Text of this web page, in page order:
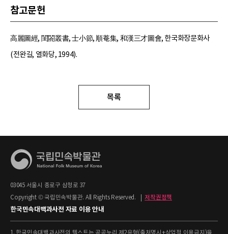
참고문헌
高麗圖經, 閨閤叢書, 士小節, 順菴集, 和漢三才圖會, 한국화장문화사
(전완길, 열화당, 1994).
목록
03045 서울시 종로구 삼청로 37
Copyright © 국립민속박물관. All Rights Reserved.
저작권정책
한국민속대백과사전 자료 이용 안내